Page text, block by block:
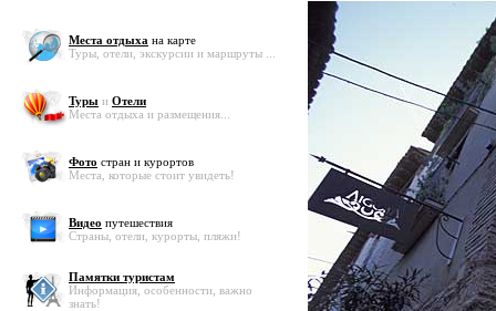
Места отдыха на карте
Туры, отели, экскурсии и маршруты ...
Туры и Отели
Места отдыха и размещения...
Фото стран и курортов
Места, которые стоит увидеть!
Видео путешествия
Страны, отели, курорты, пляжи!
Памятки туристам
Информация, особенности, важно
знать!